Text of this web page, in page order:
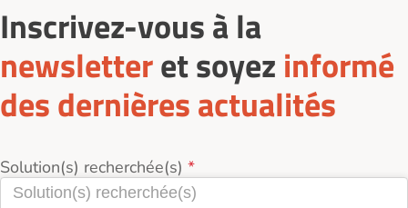
Inscrivez-vous à la
newsletteret soyez informé
des dernières actualités
Solution(s) recherchée(s)